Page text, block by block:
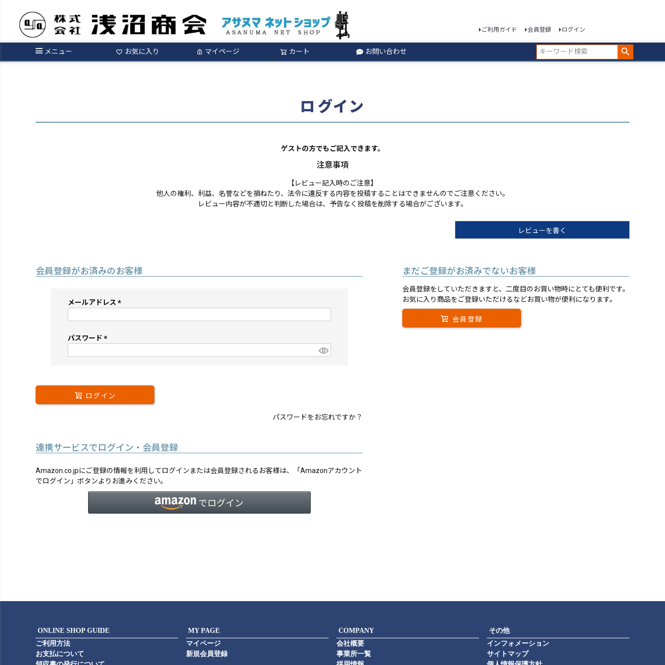
ご利用ガイド 会員登録 ログイン
メニュー お気に入り マイページ カート お問い合わせ
検索
ログイン
ゲストの方でもご記入できます。
注意事項
【レビュー記入時のご注意】
他人の権利、利益、名誉などを損ねたり、法令に違反する内容を投稿することはできませんのでご注意ください。
レビュー内容が不適切と判断した場合は、予告なく投稿を削除する場合がございます。
レビューを書く
会員登録がお済みのお客様
メールアドレス
須)
パスワード
須)
ログイン
パスワードをお忘れですか？
連携サービスでログイン・会員登録
Amazon.co.jpにご登録の情報を利用してログインまたは会員登録されるお客様は、「Amazonアカウント
でログイン」ボタンよりお進みください。
まだご登録がお済みでないお客様
会員登録をしていただきますと、二度目のお買い物時にとても便利です。
お気に入り商品をご登録いただけるなどお買い物が便利になります。
会員登録
ONLINE SHOP GUIDE
ご利用方法
お支払について
MY PAGE
マイページ
新規会員登録
COMPANY
会社概要
事業所一覧
その他
インフォメーション
サイトマップ